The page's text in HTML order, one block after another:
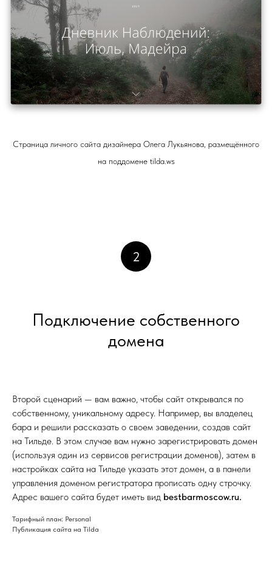
Страница личного сайта дизайнера Олега Лукьянова, размещённого
на поддомене tilda.ws
2
Подключение собственного
домена
Второй сценарий — вам важно, чтобы сайт открывался по
собственному, уникальному адресу. Например, вы владелец
бара и решили рассказать о своем заведении, создав сайт
на Тильде. В этом случае вам нужно зарегистрировать домен
(используя один из сервисов регистрации доменов), затем в
настройках сайта на Тильде указать этот домен, а в панели
управления доменом регистратора прописать одну строчку.
Адрес вашего сайта будет иметь вид bestbarmoscow.ru.
Тарифный план: Personal
Публикация сайта на Tilda